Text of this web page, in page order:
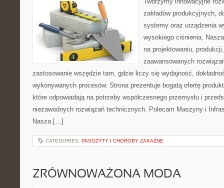
zakładów produkcyjnych,
systemy oraz urządzenia
wysokiego ciśnienia.
na projektowaniu,
zaawansowanych
zastosowanie wszędzie tam, gdzie liczy się wydajność,
wykonywanych procesów. Strona prezentuje bogatą ofertę
które odpowiadają na potrzeby współczesnego przemysłu i
niezawodnych rozwiązań technicznych. Polecam Maszyny i
Nasza […]
CATEGORIES: PASOŻYTY I CHOROBY ZAKAŹNE
ZRÓWNOWAŻONA MODA